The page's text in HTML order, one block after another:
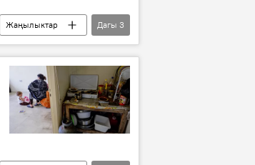
Жаңылыктар
Дагы 3